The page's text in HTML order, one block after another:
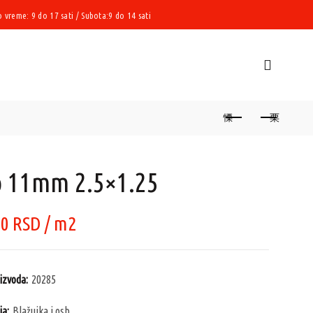
vreme: 9 do 17 sati / Subota:9 do 14 sati
11mm 2.5×1.25
RSD / m2
20285